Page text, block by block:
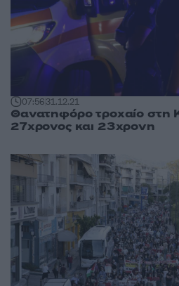
07:5631.12.21
Θανατηφόρο τροχαίο στη
27χρονος και 23χρονη